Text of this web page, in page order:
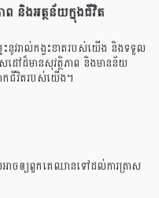
និងអត្ថន័យក្នុងជីវិត
ះនូវរាល់កង្វះខាតរបស់យើង និងទទួល
ៅដ៏មានសុវត្ថិភាព និងមានន័យ
កជីវិតរបស់យើង។
អាចឲ្យពួកគេឈានទៅដល់ការត្រាស